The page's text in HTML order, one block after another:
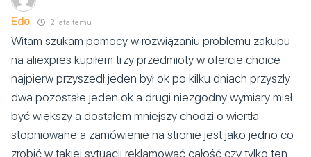
Edo 2 lata temu
Witam szukam pomocy w rozwiązaniu problemu zakupu
na aliexpres kupiłem trzy przedmioty w ofercie choice
najpierw przyszedł jeden był ok po kilku dniach przyszły
dwa pozostałe jeden ok a drugi niezgodny wymiary miał
być większy a dostałem mniejszy chodzi o wiertła
stopniowane a zamówienie na stronie jest jako jedno co
zrobić w takiej sytuacji reklamować całość czy tylko ten